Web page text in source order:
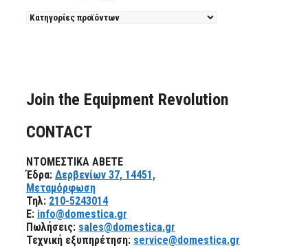
Join the Equipment Revolution
CONTACT
ΝΤΟΜΕΣΤΙΚΑ ΑΒΕΤΕ
Έδρα: Δερβενίων 37, 14451,
Μεταμόρφωση
Τηλ: 210-5243014
E: info@domestica.gr
Πωλήσεις: sales@domestica.gr
Τεχνική εξυπηρέτηση: service@domestica.gr